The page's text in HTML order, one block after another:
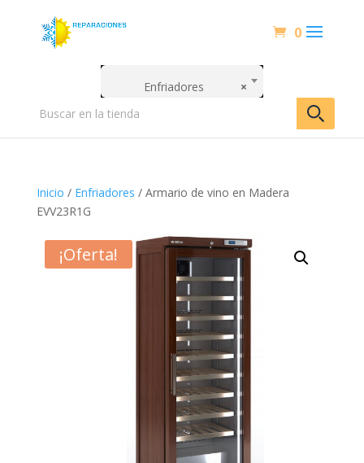
0
×
Enfriadores
Inicio / Enfriadores / Armario de vino en Madera
EVV23R1G
¡Oferta!